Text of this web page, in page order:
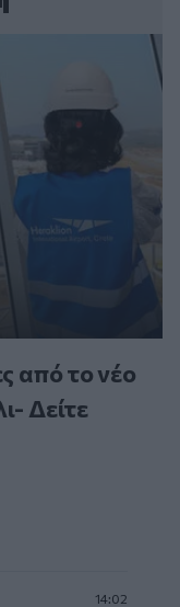
από το νέο
Δείτε
14:02